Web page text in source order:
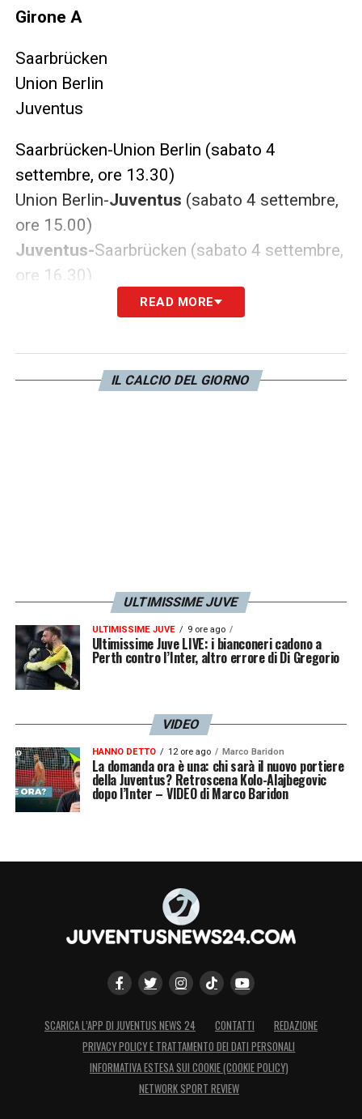
Girone A
Saarbrücken
Union Berlin
Juventus
Saarbrücken-Union Berlin (sabato 4
settembre, ore 13.30)
Union Berlin-Juventus (sabato 4 settembre,
ore 15.00)
Juventus-Saarbrücken (sabato 4 settembre,
ore 16.30)
SEMIFINALI
Prima Gruppo A-Seconda Gruppo B
Seconda Gruppo A-Prima Gruppo B
(domenica 5 settembre ore 12.15)
FINALE
READ MORE
IL CALCIO DEL GIORNO
ULTIMISSIME JUVE
ULTIMISSIME JUVE 9 ore ago
Ultimissime Juve LIVE: i bianconeri cadono a
Perth contro l’Inter, altro errore di Di Gregorio
VIDEO
HANNO DETTO 12 ore ago Marco Baridon
La domanda ora è una: chi sarà il nuovo portiere
della Juventus? Retroscena Kolo-Alajbegovic
dopo l’Inter – VIDEO di Marco Baridon
SCARICA L’APP DI JUVENTUS NEWS 24 CONTATTI
REDAZIONE
PRIVACY POLICY E TRATTAMENTO DEI DATI PERSONALI
INFORMATIVA ESTESA SUI COOKIE (COOKIE POLICY)
NETWORK SPORT REVIEW